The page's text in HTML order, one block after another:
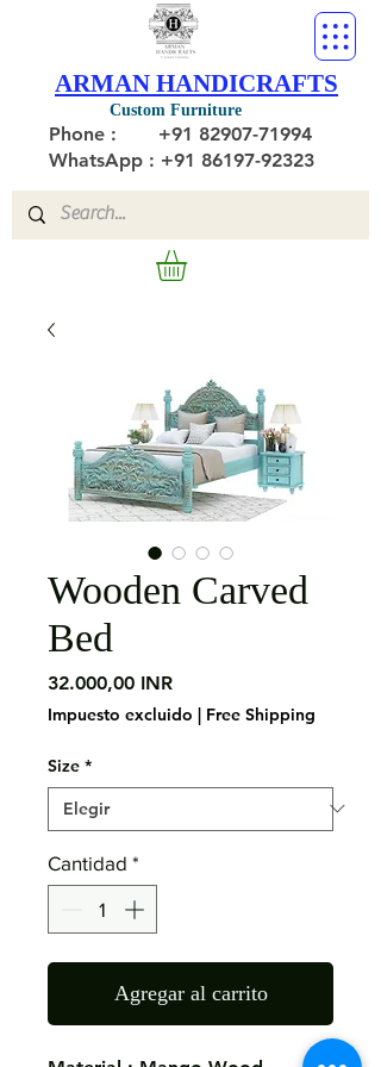
Custom Furniture
ARMAN HANDICRAFTS
Phone : +91 82907-71994
WhatsApp : +91 86197-92323
Wooden Carved
Bed
32.000,00 INRPrecio
Impuesto excluido | Free Shipping
Size *
Cantidad *
Agregar al carrito